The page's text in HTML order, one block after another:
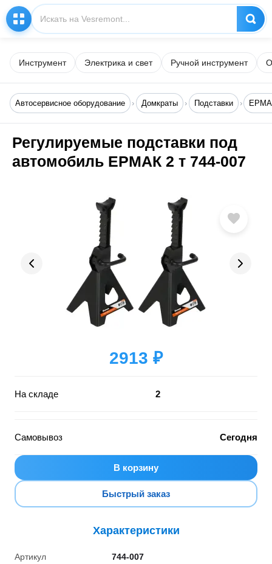
Инструмент Электрика и свет Ручной инструмент
Автосервисное оборудование Домкраты Подставки
Регулируемые подставки под
автомобиль ЕРМАК 2 т 744-007
2913 ₽
На складе 2
Самовывоз Сегодня
В корзину
Быстрый заказ
Характеристики
Артикул 744-007